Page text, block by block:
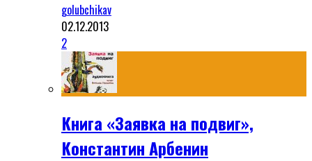
golubchikav
02.12.2013
2
Книга «Заявка на подвиг»,
Константин Арбенин